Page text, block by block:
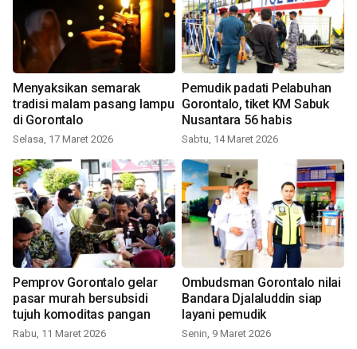
Menyaksikan semarak
tradisi malam pasang lampu
di Gorontalo
Selasa, 17 Maret 2026
Pemudik padati Pelabuhan
Gorontalo, tiket KM Sabuk
Nusantara 56 habis
Sabtu, 14 Maret 2026
Pemprov Gorontalo gelar
pasar murah bersubsidi
tujuh komoditas pangan
Rabu, 11 Maret 2026
Ombudsman Gorontalo nilai
Bandara Djalaluddin siap
layani pemudik
Senin, 9 Maret 2026